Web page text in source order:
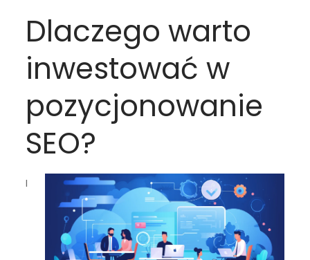
Dlaczego warto
inwestować w
pozycjonowanie
SEO?
I